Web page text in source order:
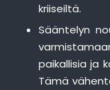
kriiseiltä.
Sääntelyn
paikallisia ja
Tämä